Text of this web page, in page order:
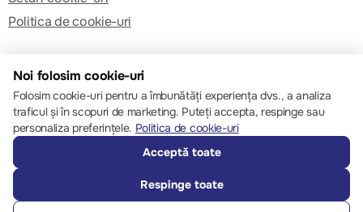
Politica de cookie-uri
© 2013 – 2026 ECOM
Noi folosim cookie-uri
Folosim cookie-uri pentru a îmbunătăți experiența dvs., a analiza
traficul și în scopuri de marketing. Puteți accepta, respinge sau
personaliza preferințele. Politica de cookie-uri
Acceptă toate
Respinge toate